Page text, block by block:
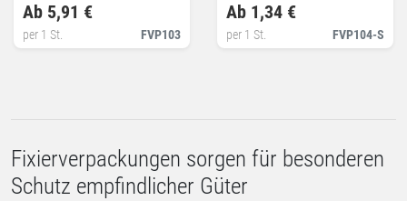
FVP103
Ab 5,91 €
per 1 St. FVP104-S
Ab 1,34 €
per 1 St.
Fixierverpackungen sorgen für besonderen
Schutz empfindlicher Güter